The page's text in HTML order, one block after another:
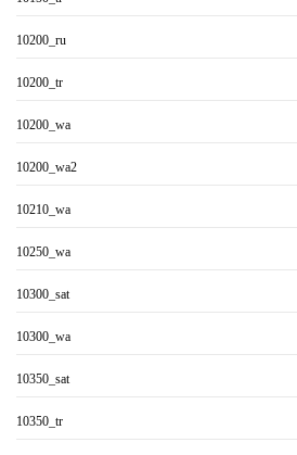
10200_ru
10200_tr
10200_wa
10200_wa2
10210_wa
10250_wa
10300_sat
10300_wa
10350_sat
10350_tr